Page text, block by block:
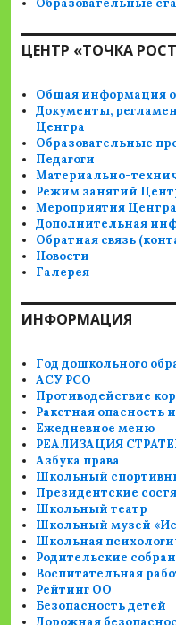
Образовательные
ЦЕНТР «ТОЧКА
Общая информация о
Документы,
Центра
Образовательные
Педагоги
Материально-
Режим занятий
Мероприятия Центра
Дополнительная
Обратная связь
Новости
Галерея
ИНФОРМАЦИЯ
Год дошкольного
АСУ РСО
Противодействие
Ракетная опасность
Ежедневное меню
РЕАЛИЗАЦИЯ
Азбука права
Школьный
Президентские
Школьный театр
Школьный музей
Школьная
Родительские
Воспитательная
Рейтинг ОО
Безопасность детей
Дорожная